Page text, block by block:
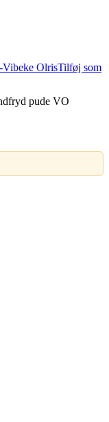
Tilføj som
pude VO